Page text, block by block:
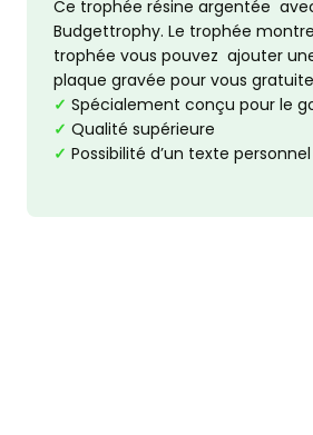
Ce trophée résine argentée
Budgettrophy. Le trophée
trophée vous pouvez ajouter
plaque gravée pour vous
✓ Spécialement conçu pour le
✓ Qualité supérieure
✓ Possibilité d’un texte personnel